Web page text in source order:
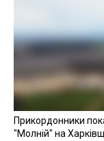
Прикордонники
"Молній" на